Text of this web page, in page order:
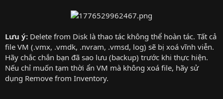
Lưu ý: Delete from Disk là thao tác không thể hoàn tác. Tất cả
file VM (.vmx, .vmdk, .nvram, .vmsd, log) sẽ bị xoá vĩnh viễn.
Hãy chắc chắn bạn đã sao lưu (backup) trước khi thực hiện.
Nếu chỉ muốn tạm thời ẩn VM mà không xoá file, hãy sử
dụng Remove from Inventory.